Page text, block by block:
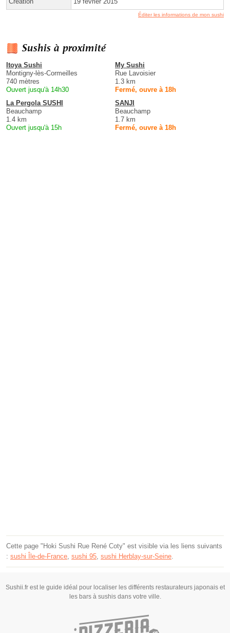
Éditer les informations de mon sushi
Sushis à proximité
Itoya Sushi
Montigny-lès-Cormeilles
740 mètres
Ouvert jusqu'à 14h30
My Sushi
Rue Lavoisier
1.3 km
Fermé, ouvre à 18h
La Pergola SUSHI
Beauchamp
1.4 km
Ouvert jusqu'à 15h
SANJI
Beauchamp
1.7 km
Fermé, ouvre à 18h
Cette page "Hoki Sushi Rue René Coty" est visible via les liens suivants
: sushi Île-de-France sushi 95 sushi Herblay-sur-Seine
Sushii.fr est le guide idéal pour localiser les différents restaurateurs japonais et
les bars à sushis dans votre ville.